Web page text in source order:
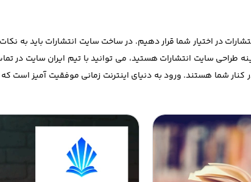
در اختیار شما قرار دهیم. در ساخت سایت انتشارات باید به
سایت انتشارات هستید، می توانید با تیم ایران سایت در
شما هستند. ورود به دنیای اینترنت زمانی موفقیت آمیز است